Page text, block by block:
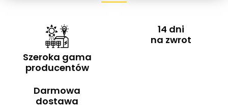
Szeroka gama
producentów
14 dni
na zwrot
Darmowa
dostawa